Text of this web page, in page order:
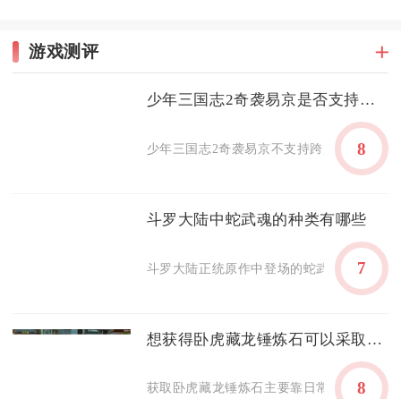
游戏测评
少年三国志2奇袭易京是否支持跨服对战
少年三国志2奇袭易京不支持跨服对战，该
8
斗罗大陆中蛇武魂的种类有哪些
斗罗大陆正统原作中登场的蛇武魂共有碧
7
想获得卧虎藏龙锤炼石可以采取哪些措施
获取卧虎藏龙锤炼石主要靠日常副本、盛
8